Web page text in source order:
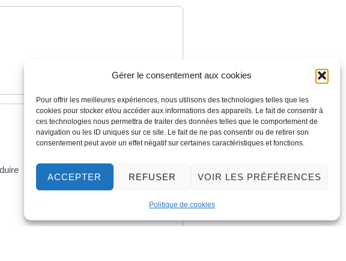
Gérer le consentement aux cookies
Pour offrir les meilleures expériences, nous utilisons des technologies telles que les
cookies pour stocker et/ou accéder aux informations des appareils. Le fait de consentir à
ces technologies nous permettra de traiter des données telles que le comportement de
navigation ou les ID uniques sur ce site. Le fait de ne pas consentir ou de retirer son
consentement peut avoir un effet négatif sur certaines caractéristiques et fonctions.
ACCEPTER REFUSER VOIR LES PRÉFÉRENCES
Politique de cookies